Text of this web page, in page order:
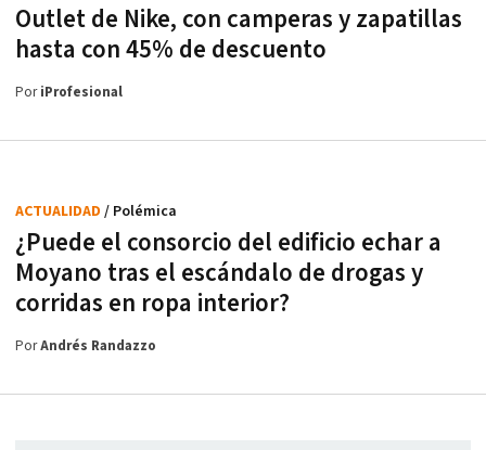
Outlet de Nike, con camperas y zapatillas
hasta con 45% de descuento
PoriProfesional
¿Puede el consorcio del edificio echar a
Moyano tras el escándalo de drogas y
corridas en ropa interior?
ACTUALIDAD / Polémica
PorAndrés Randazzo